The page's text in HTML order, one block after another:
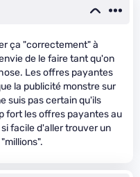
ça "correctement" à
de le faire tant qu'on
Les offres payantes
la publicité monstre sur
suis pas certain qu'ils
fort les offres payantes au
facile d'aller trouver un